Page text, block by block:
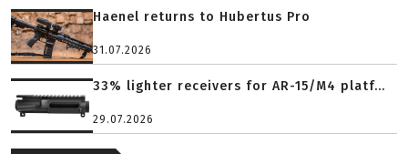
Haenel returns to Hubertus Pro
31.07.2026
33% lighter receivers for AR-15/M4 platf...
29.07.2026